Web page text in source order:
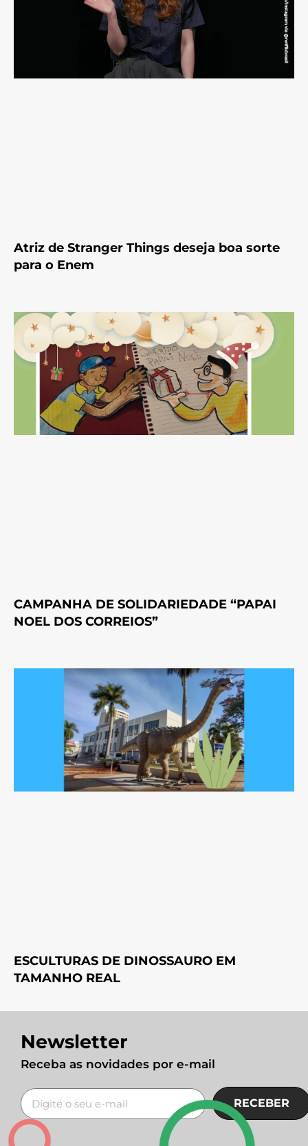
Atriz de Stranger Things deseja boa sorte
para o Enem
CAMPANHA DE SOLIDARIEDADE “PAPAI
NOEL DOS CORREIOS”
ESCULTURAS DE DINOSSAURO EM
TAMANHO REAL
Newsletter
Receba as novidades por e-mail
RECEBER